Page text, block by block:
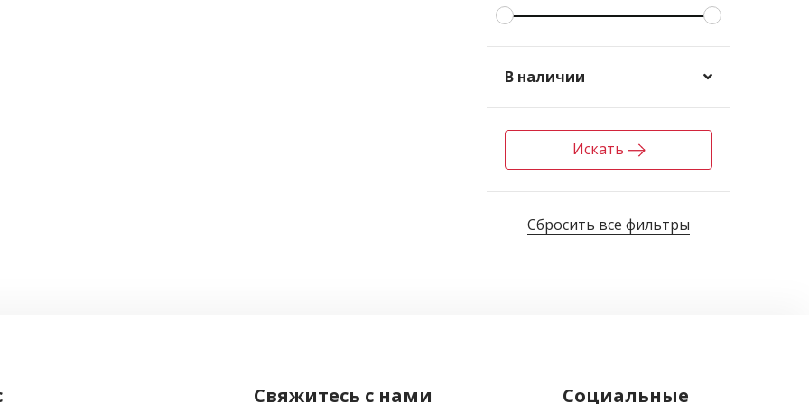
В наличии
Искать
Сбросить все фильтры
Свяжитесь с нами Социальные